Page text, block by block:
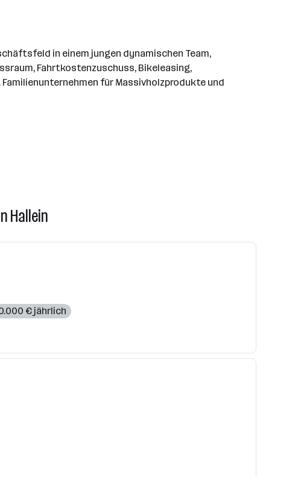
in einem jungen dynamischen Team,
Fahrtkostenzuschuss, Bikeleasing,
für Massivholzprodukte und
Hallein
€ jährlich